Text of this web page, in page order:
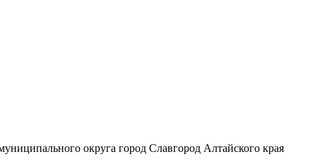
округа город Славгород Алтайского края